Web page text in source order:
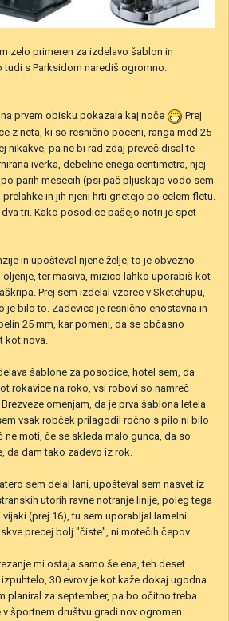
zelo primeren za izdelavo šablon in
tudi s Parksidom narediš ogromno.
prvem obisku pokazala kaj noče
Prej
z neta, ki so resnično poceni, ranga med 25
nikakve, pa ne bi rad zdaj preveč disal te
iverka, debeline enega centimetra, njej
parih mesecih (psi pač pljuskajo vodo sem
in jih njeni hrti gnetejo po celem fletu.
tri. Kako posodice pašejo notri je spet
in upošteval njene želje, to je obvezno
oljenje, ter masiva, mizico lahko uporabiš kot
Prej sem izdelal vzorec v Sketchupu,
je bilo to. Zadevica je resnično enostavna in
25 mm, kar pomeni, da se občasno
kot nova.
šablone za posodice, hotel sem, da
rokavice na roko, vsi robovi so namreč
omenjam, da je prva šablona letela
vsak robček prilagodil ročno s pilo ni bilo
ne moti, če se skleda malo gunca, da so
da dam tako zadevo iz rok.
sem delal lani, upošteval sem nasvet iz
utorih ravne notranje linije, poleg tega
(prej 16), tu sem uporabljal lamelni
precej bolj "čiste", ni motečih čepov.
mi ostaja samo še ena, teh deset
30 evrov je kot kaže dokaj ugodna
planiral za september, pa bo očitno treba
v športnem društvu gradi nov ogromen